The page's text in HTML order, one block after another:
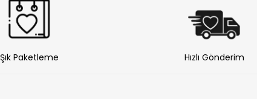
Şık Paketleme Hızlı Gönderim